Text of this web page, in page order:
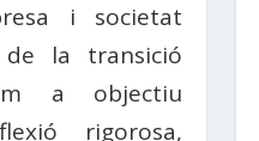
i societat
la transició
a objectiu
rigorosa,